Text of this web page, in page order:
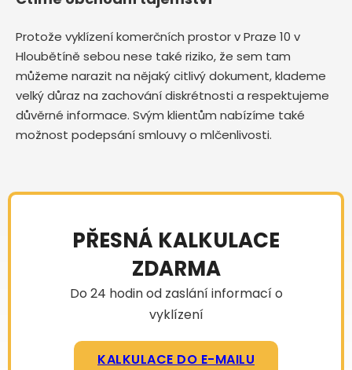
Protože vyklízení komerčních prostor v Praze 10 v
Hloubětíně sebou nese také riziko, že sem tam
můžeme narazit na nějaký citlivý dokument, klademe
velký důraz na zachování diskrétnosti a respektujeme
důvěrné informace. Svým klientům nabízíme také
možnost podepsání smlouvy o mlčenlivosti.
PŘESNÁ KALKULACE
ZDARMA
Do 24 hodin od zaslání informací o
vyklízení
KALKULACE DO E-MAILU